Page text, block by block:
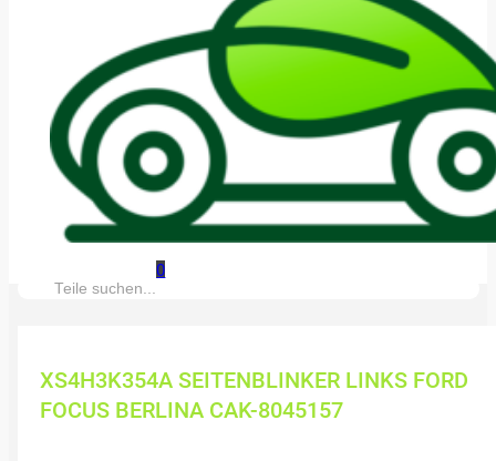
0
Suche:
XS4H3K354A SEITENBLINKER LINKS FORD
FOCUS BERLINA CAK-8045157